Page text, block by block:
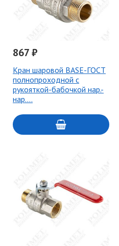
867 ₽
Кран шаровой BASE-ГОСТ
полнопроходной с
рукояткой-бабочкой нар.-
нар.…